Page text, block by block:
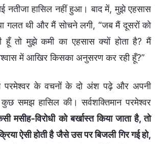
नतीजा हासिल नहीं हुआ। बाद में, मुझे एहसास
गलत थी और मैं सोचने लगी, “जब मैं दूसरों को
तो मुझे कमी का एहसास क्यों होता है? मैं
में आखिर किसका अनुसरण कर रही हूँ?”
परमेश्वर के वचनों के दो अंश पढ़े और अपनी
समझ हासिल की। सर्वशक्तिमान परमेश्वर
मसीह-विरोधी को बर्खास्त किया जाता है, तो
ऐसी होती है जैसे उस पर बिजली गिर गई हो,